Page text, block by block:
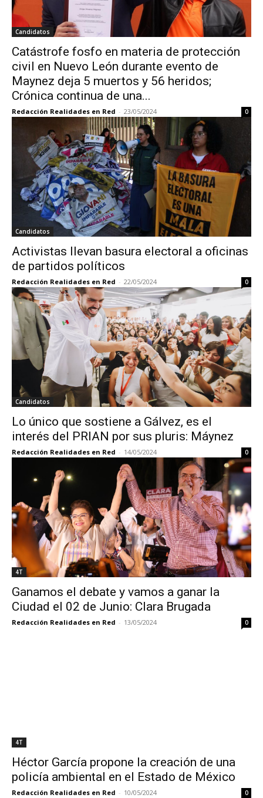
Candidatos
Catástrofe fosfo en materia de protección
civil en Nuevo León durante evento de
Maynez deja 5 muertos y 56 heridos;
Crónica continua de una...
Redacción Realidades en Red - 23/05/2024 0
Candidatos
Activistas llevan basura electoral a oficinas
de partidos políticos
Redacción Realidades en Red - 22/05/2024 0
Candidatos
Lo único que sostiene a Gálvez, es el
interés del PRIAN por sus pluris: Máynez
Redacción Realidades en Red - 14/05/2024 0
4T
Ganamos el debate y vamos a ganar la
Ciudad el 02 de Junio: Clara Brugada
Redacción Realidades en Red - 13/05/2024 0
4T
Héctor García propone la creación de una
policía ambiental en el Estado de México
Redacción Realidades en Red - 10/05/2024 0